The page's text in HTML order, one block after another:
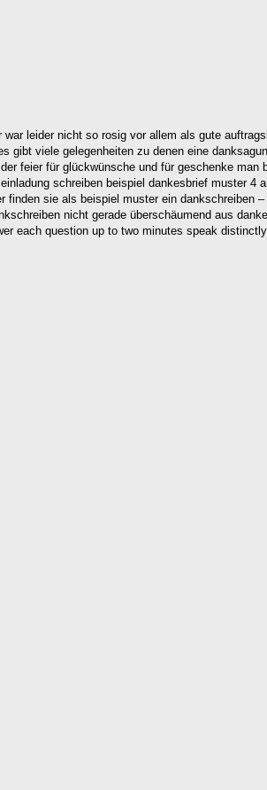
leider nicht so rosig vor allem als gute
gibt viele gelegenheiten zu denen eine
feier für glückwünsche und für geschenke
schreiben beispiel dankesbrief muster
sie als beispiel muster ein
nicht gerade überschäumend aus
each question up to two minutes speak